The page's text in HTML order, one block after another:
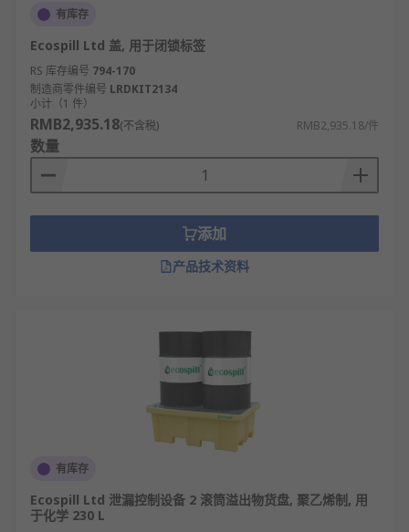
有库存
Ecospill Ltd 盖, 用于闭锁标签
RS 库存编号 794-170
制造商零件编号 LRDKIT2134
小计（1 件）
RMB2,935.18(不含税) RMB2,935.18/件
数量
添加
产品技术资料
有库存
Ecospill Ltd 泄漏控制设备 2 滚筒溢出物货盘, 聚乙烯制, 用
于化学 230 L